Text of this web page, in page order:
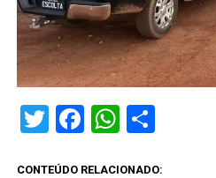
Twitter
Facebook
Share
CONTEÚDO RELACIONADO: